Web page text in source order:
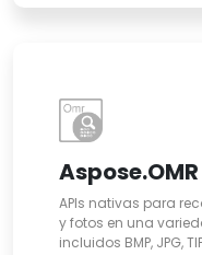
Aspose.OMR
APIs nativas para
y fotos en una
incluidos BMP, JPG,